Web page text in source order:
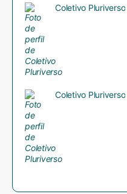
Coletivo Pluriverso
Coletivo Pluriverso